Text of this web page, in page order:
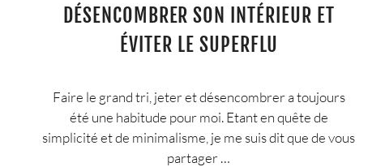
DÉSENCOMBRER SON INTÉRIEUR ET
ÉVITER LE SUPERFLU
Faire le grand tri, jeter et désencombrer a toujours
été une habitude pour moi. Etant en quête de
simplicité et de minimalisme, je me suis dit que de vous
partager …